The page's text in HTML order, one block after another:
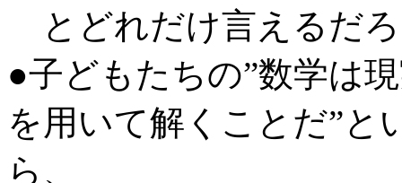
とどれだけ言えるだ
●子どもたちの”数学は
を用いて解くことだ”と
ら、